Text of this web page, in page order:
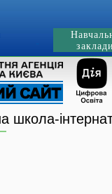
заклади
школа-